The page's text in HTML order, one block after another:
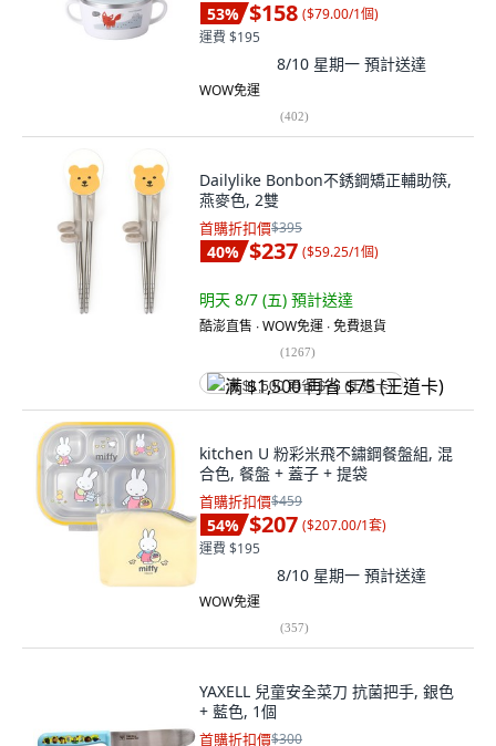
53% $158 ($79.00/1個)
運費 $195
8/10 星期一 預計送達
WOW免運
(402)
Dailylike Bonbon不銹鋼矯正輔助筷,
燕麥色, 2雙
首購折扣價$395
40% $237 ($59.25/1個)
明天 8/7 (五) 預計送達
酷澎直售 ∙ WOW免運 ∙ 免費退貨
(1267)
满 $1,500 再省 $75 (王道卡)
kitchen U 粉彩米飛不鏽鋼餐盤組, 混
合色, 餐盤 + 蓋子 + 提袋
首購折扣價$459
54% $207 ($207.00/1套)
運費 $195
8/10 星期一 預計送達
WOW免運
(357)
YAXELL 兒童安全菜刀 抗菌把手, 銀色
+ 藍色, 1個
首購折扣價$300